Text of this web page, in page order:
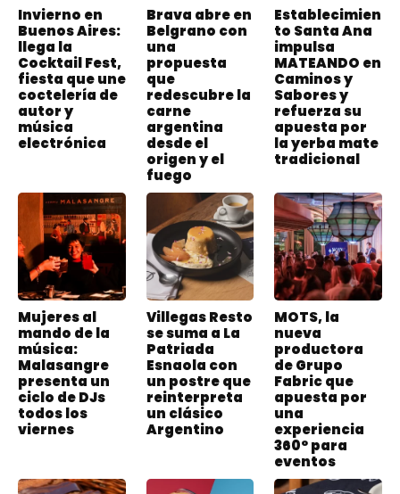
Invierno en
Buenos Aires:
llega la
Cocktail Fest,
fiesta que une
coctelería de
autor y
música
electrónica
Brava abre en
Belgrano con
una
propuesta
que
redescubre la
carne
argentina
desde el
origen y el
fuego
Establecimien
to Santa Ana
impulsa
MATEANDO en
Caminos y
Sabores y
refuerza su
apuesta por
la yerba mate
tradicional
Mujeres al
mando de la
música:
Malasangre
presenta un
ciclo de DJs
todos los
viernes
Villegas Resto
se suma a La
Patriada
Esnaola con
un postre que
reinterpreta
un clásico
Argentino
MOTS, la
nueva
productora
de Grupo
Fabric que
apuesta por
una
experiencia
360° para
eventos